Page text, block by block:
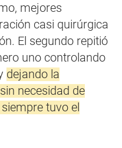
mejores
casi quirúrgica
El segundo repitió
uno controlando
dejando la
necesidad de
tuvo el